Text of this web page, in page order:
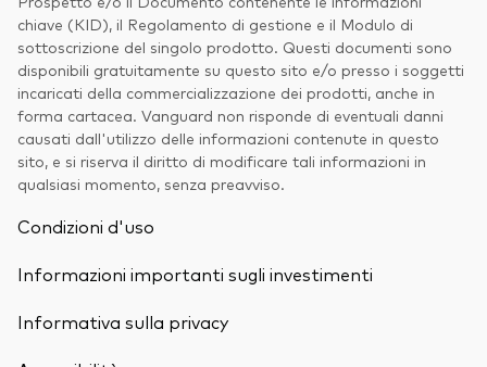
chiave (KID), il Regolamento di gestione e il Modulo di
sottoscrizione del singolo prodotto. Questi documenti sono
disponibili gratuitamente su questo sito e/o presso i soggetti
incaricati della commercializzazione dei prodotti, anche in
forma cartacea. Vanguard non risponde di eventuali danni
causati dall'utilizzo delle informazioni contenute in questo
sito, e si riserva il diritto di modificare tali informazioni in
qualsiasi momento, senza preavviso.
Condizioni d'uso
Informazioni importanti sugli investimenti
Informativa sulla privacy